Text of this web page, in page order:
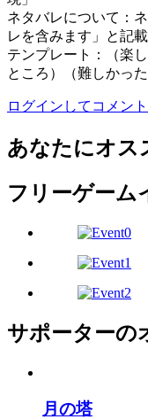
ネタバレについて：
レを含みます」と記
テンプレート：（楽
ところ）（難しかっ
ログインしてコメント
あなたにオス
フリーゲーム
サポーターの
月の塔